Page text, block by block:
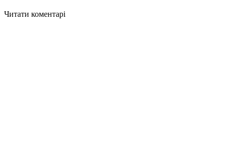
Читати коментарі